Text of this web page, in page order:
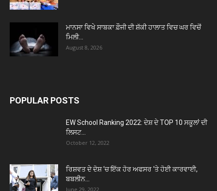
ਮਾਨਸਾ ਵਿਖੇ ਸਾਬਕਾ ਫ਼ੌਜੀ ਦੀ ਸ਼ੱਕੀ ਹਾਲਾਤ ਵਿਚ ਘਰ ਵਿਚੋਂ
ਮਿਲੀ...
August 8, 2026
POPULAR POSTS
EW School Ranking 2022: ਦੇਸ਼ ਦੇ TOP 10 ਸਕੂਲਾਂ ਦੀ
ਲਿਸਟ...
October 12, 2022
ਰਿਸ਼ਵਤ ਦੇ ਦੋਸ਼ ‘ਚ ਇੱਕ ਹੋਰ ਅਫਸਰ ‘ਤੇ ਹੋਈ ਕਾਰਵਾਈ,
ਬਬਲੀਨ...
June 29, 2022